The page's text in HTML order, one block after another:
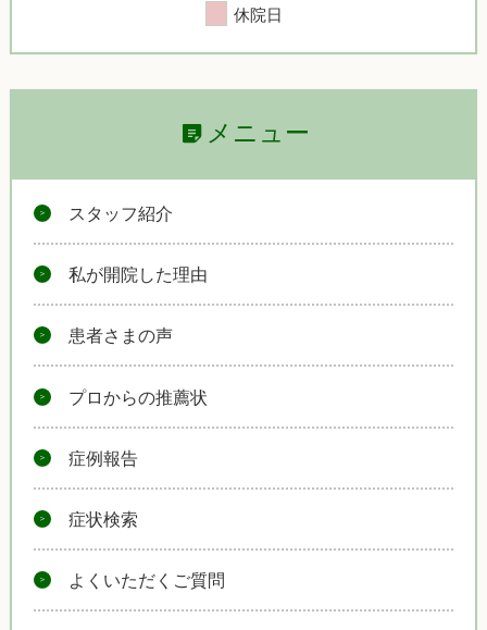
休院日
メニュー
スタッフ紹介
私が開院した理由
患者さまの声
プロからの推薦状
症例報告
症状検索
よくいただくご質問